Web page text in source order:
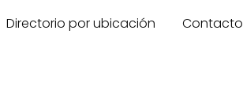
Directorio por ubicación Contacto